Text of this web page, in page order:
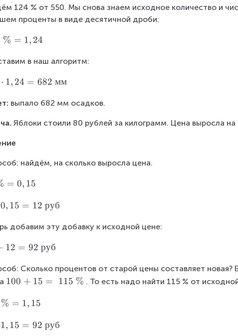
124 % от 550. Мы снова знаем исходное количество и
проценты в виде десятичной дроби:
% = 1, 24
в наш алгоритм:
⋅ 1, 24 = 682 мм
выпало 682 мм осадков.
Яблоки стоили 80 рублей за килограмм. Цена выросла на
найдём, на сколько выросла цена.
= 0, 15
0, 15 = 12 руб
добавим эту добавку к исходной цене:
12 = 92 руб
Сколько процентов от старой цены составляет новая?
1
0
1
100 + 15 = 115 % . То есть надо найти 115 % от
% = 1, 15
1, 15 = 92 руб